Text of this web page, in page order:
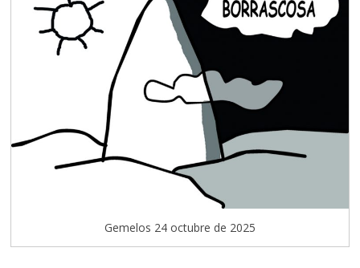
Gemelos 24 octubre de 2025